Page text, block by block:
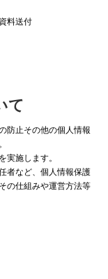
料送付
て
防止その他の個人情報
施します。
者など、個人情報保護
の仕組みや運営方法等